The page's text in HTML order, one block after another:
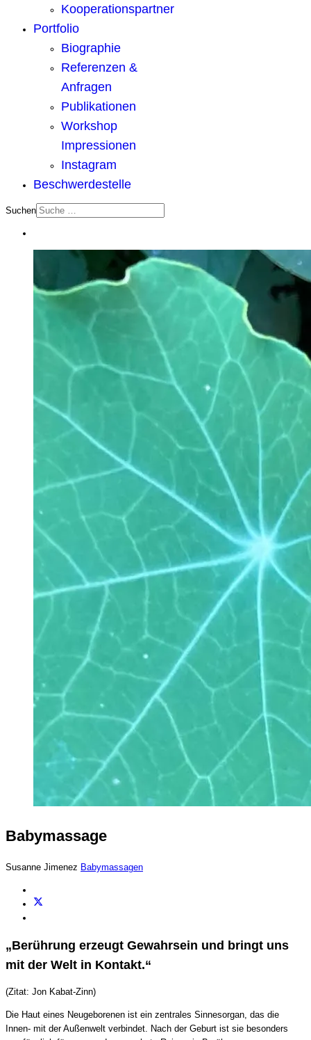
Kooperationspartner
Portfolio
Biographie
Referenzen &
Anfragen
Publikationen
Workshop
Impressionen
Instagram
Beschwerdestelle
Suchen
Babymassage
Susanne Jimenez Babymassagen
„Berührung erzeugt Gewahrsein und bringt uns
mit der Welt in Kontakt.“
(Zitat: Jon Kabat-Zinn)
Die Haut eines Neugeborenen ist ein zentrales Sinnesorgan, das die
Innen- mit der Außenwelt verbindet. Nach der Geburt ist sie besonders